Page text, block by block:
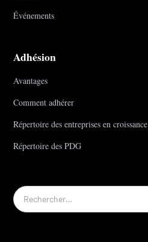
Événements
Adhésion
Avantages
Comment adhérer
Répertoire des entreprises en croissance
Répertoire des PDG